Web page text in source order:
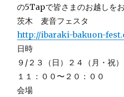
の5Tapで皆さまのお越しを
茨木 麦音フェスタ
http://ibaraki-bakuon-
日時
９/２３（日）２４（月・祝）
１１：００〜２０：００
会場